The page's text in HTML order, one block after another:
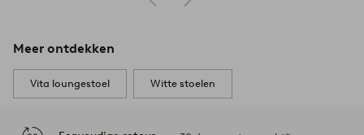
Meer ontdekken
Vita loungestoel Witte stoelen